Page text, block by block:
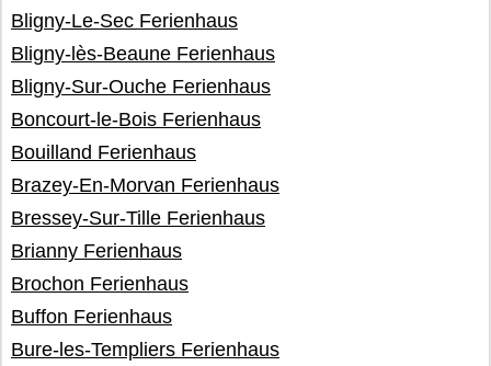
Bligny-Le-Sec Ferienhaus
Bligny-lès-Beaune Ferienhaus
Bligny-Sur-Ouche Ferienhaus
Boncourt-le-Bois Ferienhaus
Bouilland Ferienhaus
Brazey-En-Morvan Ferienhaus
Bressey-Sur-Tille Ferienhaus
Brianny Ferienhaus
Brochon Ferienhaus
Buffon Ferienhaus
Bure-les-Templiers Ferienhaus